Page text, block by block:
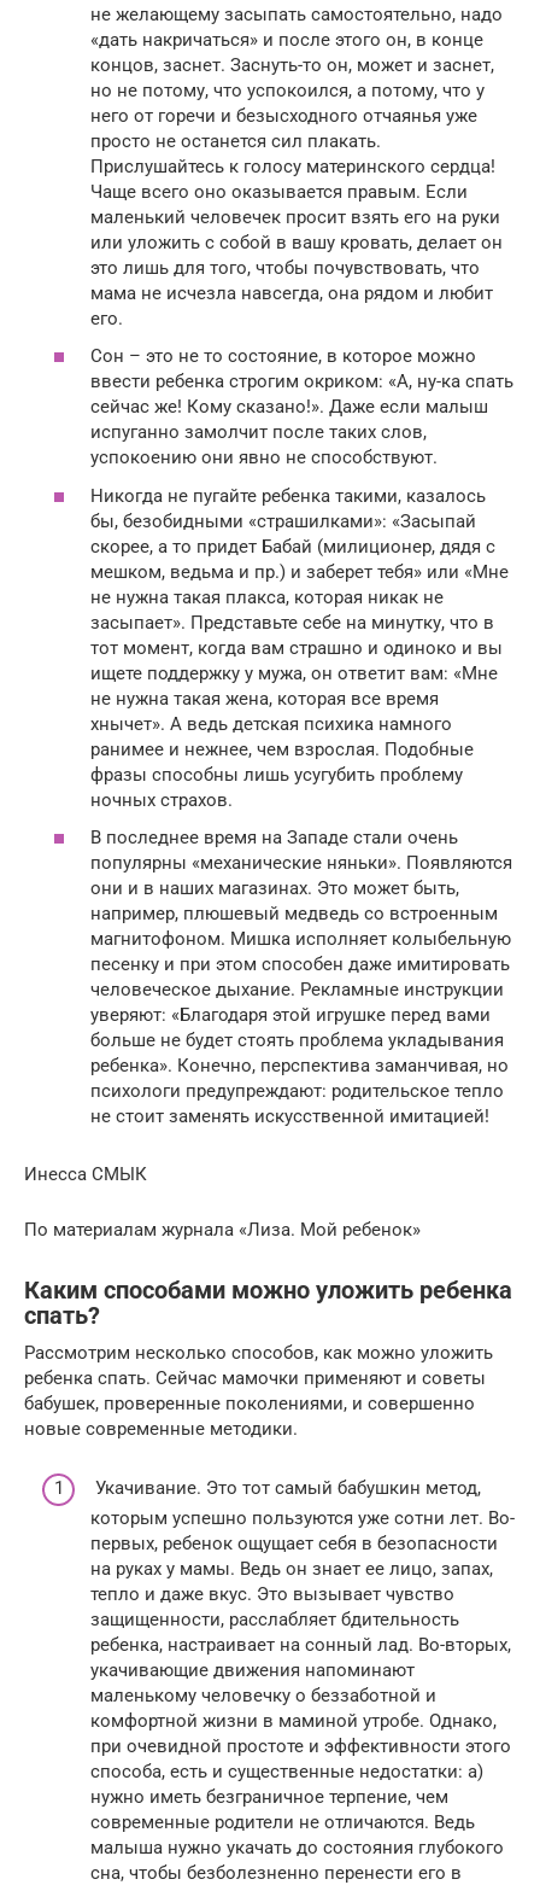
не желающему засыпать самостоятельно, надо
«дать накричаться» и после этого он, в конце
концов, заснет. Заснуть-то он, может и заснет,
но не потому, что успокоился, а потому, что у
него от горечи и безысходного отчаянья уже
просто не останется сил плакать.
Прислушайтесь к голосу материнского сердца!
Чаще всего оно оказывается правым. Если
маленький человечек просит взять его на руки
или уложить с собой в вашу кровать, делает он
это лишь для того, чтобы почувствовать, что
мама не исчезла навсегда, она рядом и любит
его.
Сон – это не то состояние, в которое можно
ввести ребенка строгим окриком: «А, ну-ка спать
сейчас же! Кому сказано!». Даже если малыш
испуганно замолчит после таких слов,
успокоению они явно не способствуют.
Никогда не пугайте ребенка такими, казалось
бы, безобидными «страшилками»: «Засыпай
скорее, а то придет Бабай (милиционер, дядя с
мешком, ведьма и пр.) и заберет тебя» или «Мне
не нужна такая плакса, которая никак не
засыпает». Представьте себе на минутку, что в
тот момент, когда вам страшно и одиноко и вы
ищете поддержку у мужа, он ответит вам: «Мне
не нужна такая жена, которая все время
хнычет». А ведь детская психика намного
ранимее и нежнее, чем взрослая. Подобные
фразы способны лишь усугубить проблему
ночных страхов.
В последнее время на Западе стали очень
популярны «механические няньки». Появляются
они и в наших магазинах. Это может быть,
например, плюшевый медведь со встроенным
магнитофоном. Мишка исполняет колыбельную
песенку и при этом способен даже имитировать
человеческое дыхание. Рекламные инструкции
уверяют: «Благодаря этой игрушке перед вами
больше не будет стоять проблема укладывания
ребенка». Конечно, перспектива заманчивая, но
психологи предупреждают: родительское тепло
не стоит заменять искусственной имитацией!
Инесса СМЫК
По материалам журнала «Лиза. Мой ребенок»
Каким способами можно уложить ребенка
спать?
Рассмотрим несколько способов, как можно уложить
ребенка спать. Сейчас мамочки применяют и советы
бабушек, проверенные поколениями, и совершенно
новые современные методики.
Укачивание. Это тот самый бабушкин метод,
которым успешно пользуются уже сотни лет. Во-
первых, ребенок ощущает себя в безопасности
на руках у мамы. Ведь он знает ее лицо, запах,
тепло и даже вкус. Это вызывает чувство
защищенности, расслабляет бдительность
ребенка, настраивает на сонный лад. Во-вторых,
укачивающие движения напоминают
маленькому человечку о беззаботной и
комфортной жизни в маминой утробе. Однако,
при очевидной простоте и эффективности этого
способа, есть и существенные недостатки: а)
нужно иметь безграничное терпение, чем
современные родители не отличаются. Ведь
малыша нужно укачать до состояния глубокого
сна, чтобы безболезненно перенести его в